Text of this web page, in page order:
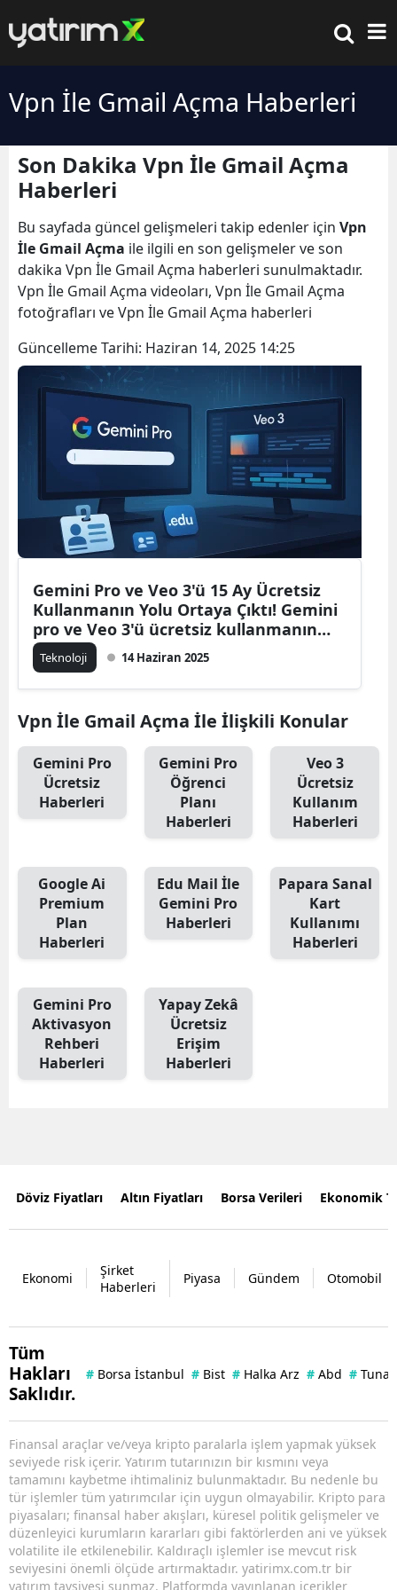
Vpn İle Gmail Açma Haberleri
Son Dakika Vpn İle Gmail Açma
Haberleri
Bu sayfada güncel gelişmeleri takip edenler için Vpn
İle Gmail Açma ile ilgili en son gelişmeler ve son
dakika Vpn İle Gmail Açma haberleri sunulmaktadır.
Vpn İle Gmail Açma videoları, Vpn İle Gmail Açma
fotoğrafları ve Vpn İle Gmail Açma haberleri
Güncelleme Tarihi: Haziran 14, 2025 14:25
Gemini Pro ve Veo 3'ü 15 Ay Ücretsiz
Kullanmanın Yolu Ortaya Çıktı! Gemini
pro ve Veo 3'ü ücretsiz kullanmanın
yolu..
Teknoloji 14 Haziran 2025
Vpn İle Gmail Açma İle İlişkili Konular
Gemini Pro
Ücretsiz
Haberleri
Gemini Pro
Öğrenci
Planı
Haberleri
Veo 3
Ücretsiz
Kullanım
Haberleri
Google Ai
Premium
Plan
Haberleri
Edu Mail İle
Gemini Pro
Haberleri
Papara Sanal
Kart
Kullanımı
Haberleri
Gemini Pro
Aktivasyon
Rehberi
Haberleri
Yapay Zekâ
Ücretsiz
Erişim
Haberleri
Döviz Fiyatları Altın Fiyatları Borsa Verileri Ekonomik
Ekonomi
Şirket
Haberleri
Piyasa Gündem Otomobil
Tüm
Hakları
Saklıdır.
# Borsa İstanbul # Bist # Halka Arz # Abd # Tuna
Finansal araçlar ve/veya kripto paralarla işlem yapmak yüksek
seviyede risk içerir. Yatırım tutarınızın bir kısmını veya
tamamını kaybetme ihtimaliniz bulunmaktadır. Bu nedenle bu
tür işlemler tüm yatırımcılar için uygun olmayabilir. Kripto para
piyasaları; finansal haber akışları, küresel politik gelişmeler ve
düzenleyici kurumların kararları gibi faktörlerden ani ve yüksek
volatilite ile etkilenebilir. Kaldıraçlı işlemler ise mevcut risk
seviyesini önemli ölçüde artırmaktadır. yatirimx.com.tr bir
yatırım tavsiyesi sunmaz. Platformda yayınlanan içerikler